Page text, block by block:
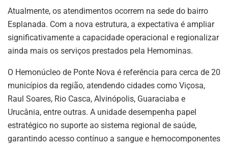
Atualmente, os atendimentos ocorrem na sede do bairro
Esplanada. Com a nova estrutura, a expectativa é ampliar
significativamente a capacidade operacional e regionalizar
ainda mais os serviços prestados pela Hemominas.
O Hemonúcleo de Ponte Nova é referência para cerca de 20
municípios da região, atendendo cidades como Viçosa,
Raul Soares, Rio Casca, Alvinópolis, Guaraciaba e
Urucânia, entre outras. A unidade desempenha papel
estratégico no suporte ao sistema regional de saúde,
garantindo acesso contínuo a sangue e hemocomponentes